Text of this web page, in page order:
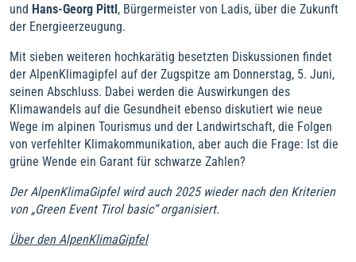
und Hans-Georg Pittl, Bürgermeister von Ladis, über die Zukunft
der Energieerzeugung.
Mit sieben weiteren hochkarätig besetzten Diskussionen findet
der AlpenKlimagipfel auf der Zugspitze am Donnerstag, 5. Juni,
seinen Abschluss. Dabei werden die Auswirkungen des
Klimawandels auf die Gesundheit ebenso diskutiert wie neue
Wege im alpinen Tourismus und der Landwirtschaft, die Folgen
von verfehlter Klimakommunikation, aber auch die Frage: Ist die
grüne Wende ein Garant für schwarze Zahlen?
Der AlpenKlimaGipfel wird auch 2025 wieder nach den Kriterien
von „Green Event Tirol basic“ organisiert.
Über den AlpenKlimaGipfel